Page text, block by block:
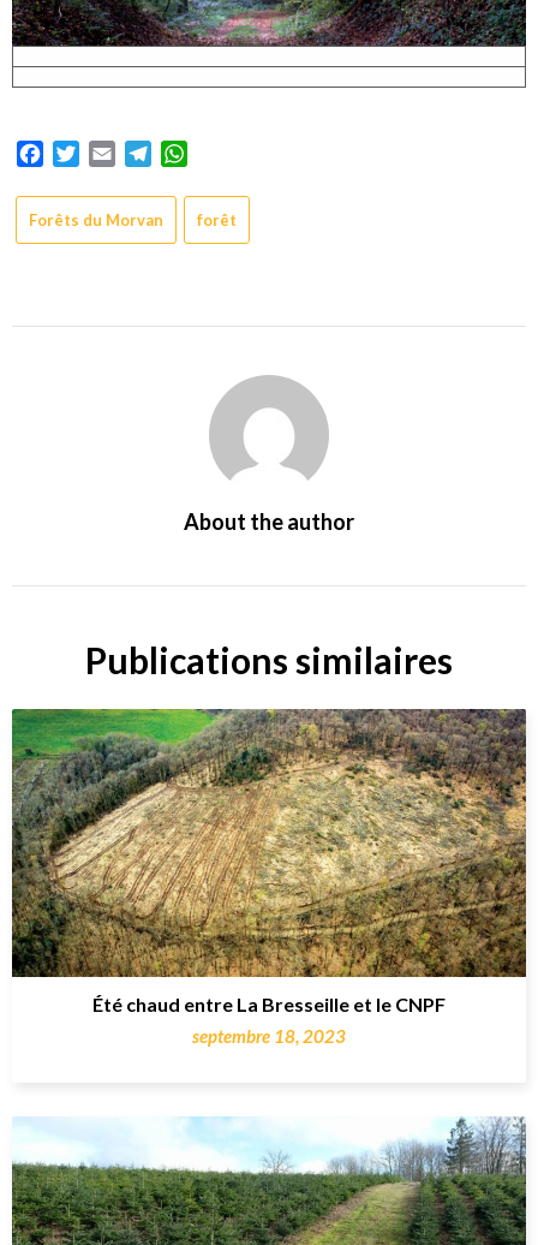
Facebook
Twitter
Email Telegram
Forêts du Morvan forêt
About the author
Publications similaires
Été chaud entre La Bresseille et le CNPF
septembre 18, 2023